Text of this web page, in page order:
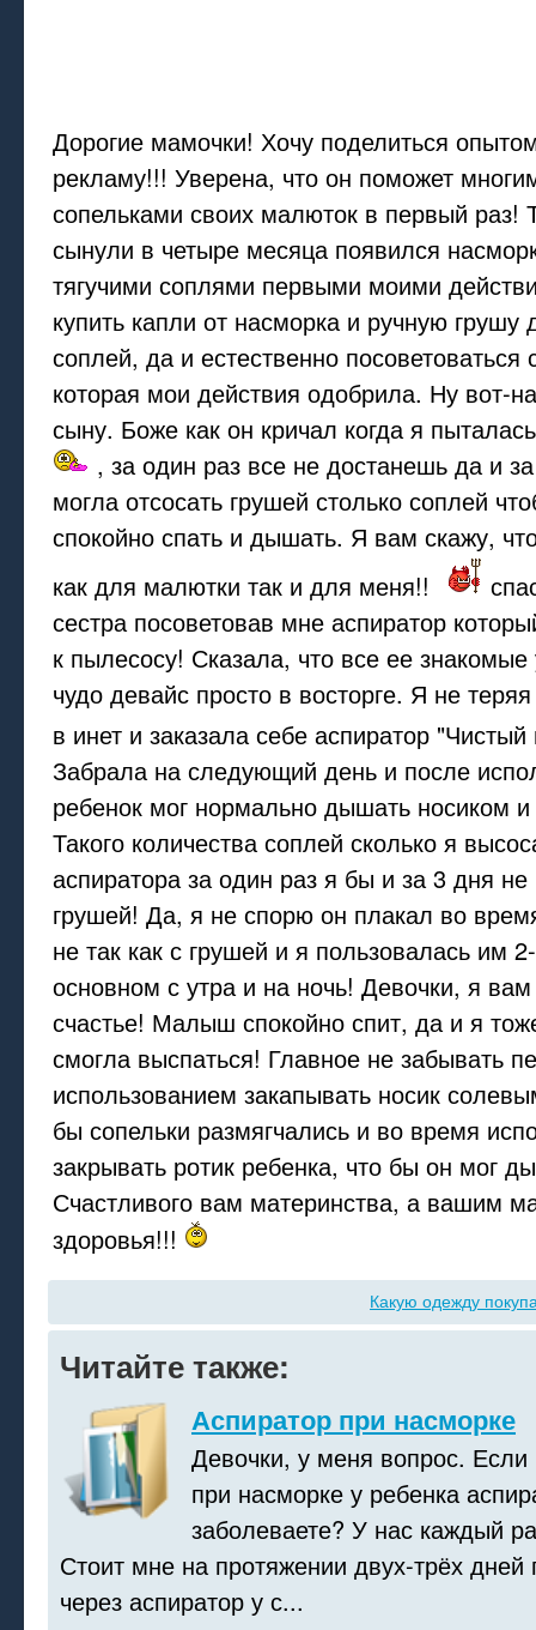
Дорогие мамочки! Хочу поделиться
рекламу!!! Уверена, что он поможет
сопельками своих малюток в первый раз!
сынули в четыре месяца появился
тягучими соплями первыми моими
купить капли от насморка и ручную грушу
соплей, да и естественно посоветоваться
которая мои действия одобрила. Ну вот-
сыну. Боже как он кричал когда я
, за один раз все не достанешь да и
могла отсосать грушей столько соплей
спокойно спать и дышать. Я вам скажу,
как для малютки так и для меня!!
сестра посоветовав мне аспиратор
к пылесосу! Сказала, что все ее знакомые
чудо девайс просто в восторге. Я не
в инет и заказала себе аспиратор
Забрала на следующий день и после
ребенок мог нормально дышать носиком и
Такого количества соплей сколько я
аспиратора за один раз я бы и за 3 дня
грушей! Да, я не спорю он плакал во
не так как с грушей и я пользовалась им
основном с утра и на ночь! Девочки, я вам
счастье! Малыш спокойно спит, да и я
смогла выспаться! Главное не забывать
использованием закапывать носик
бы сопельки размягчались и во время
закрывать ротик ребенка, что бы он мог
Счастливого вам материнства, а вашим
здоровья!!!
Какую одежду
Читайте также:
Аспиратор при насморке
Девочки, у меня вопрос. Если
при насморке у ребенка
заболеваете? У нас каждый
Стоит мне на протяжении двух-трёх дней
через аспиратор у с...